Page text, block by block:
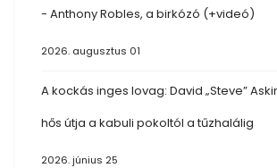
- Anthony Robles, a birkózó (+videó)
2026. augusztus 01
A kockás inges lovag: David „Steve”
hős útja a kabuli pokoltól a tűzhalálig
2026. június 25